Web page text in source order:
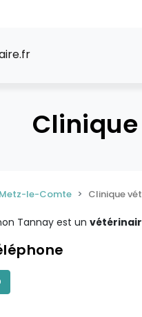
le-Comte Clinique
Tannay est un